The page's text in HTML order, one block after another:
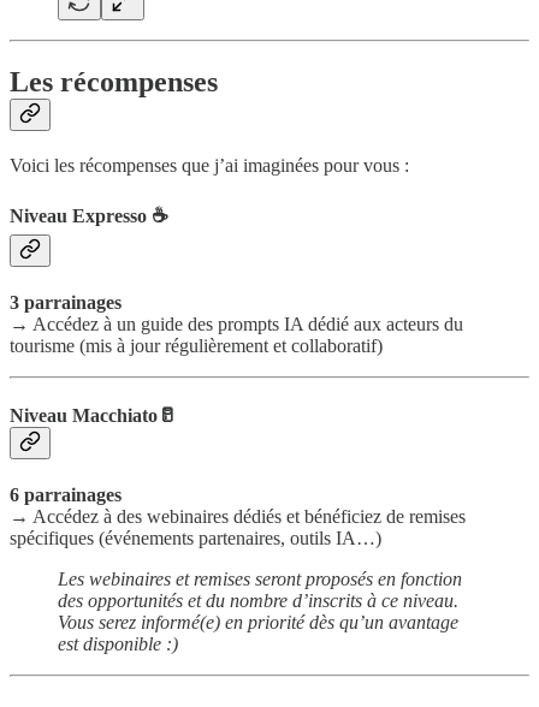
Les récompenses
Voici les récompenses que j’ai imaginées pour vous :
Niveau Expresso ☕️
3 parrainages
→ Accédez à un guide des prompts IA dédié aux acteurs du
tourisme (mis à jour régulièrement et collaboratif)
Niveau Macchiato🥛
6 parrainages
→ Accédez à des webinaires dédiés et bénéficiez de remises
spécifiques (événements partenaires, outils IA…)
Les webinaires et remises seront proposés en fonction
des opportunités et du nombre d’inscrits à ce niveau.
Vous serez informé(e) en priorité dès qu’un avantage
est disponible :)